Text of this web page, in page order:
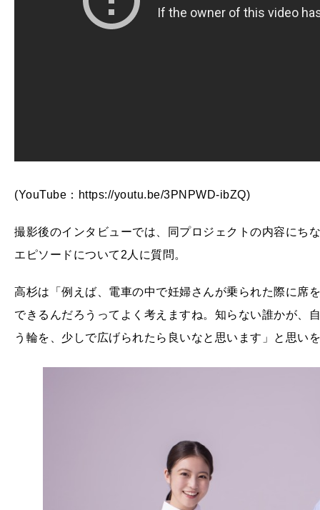
(YouTube：https://youtu.be/3PNPWD-ibZQ)
撮影後のインタビューでは、同プロジェクトの内容にち
エピソードについて2人に質問。
高杉は「例えば、電車の中で妊婦さんが乗られた際に席
できるんだろうってよく考えますね。知らない誰かが、
う輪を、少しで広げられたら良いなと思います」と思い